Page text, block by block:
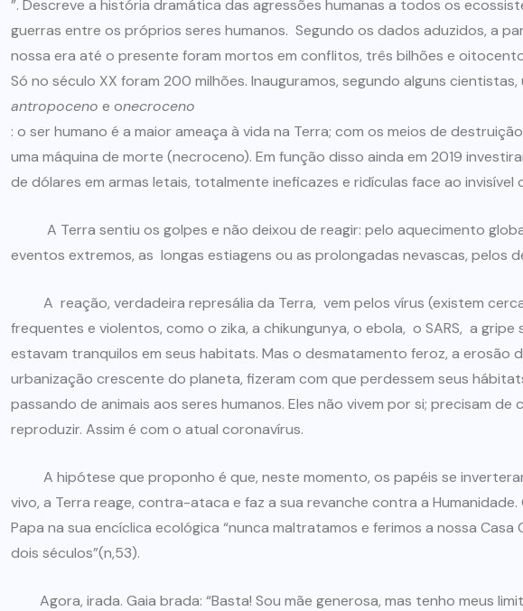
”. Descreve a história dramática das agressões humanas a todos os
guerras entre os próprios seres humanos. Segundo os dados aduzidos, a
nossa era até o presente foram mortos em conflitos, três bilhões e
Só no século XX foram 200 milhões. Inauguramos, segundo alguns
antropoceno e onecroceno
: o ser humano é a maior ameaça à vida na Terra; com os meios de
uma máquina de morte (necroceno). Em função disso ainda em 2019
de dólares em armas letais, totalmente ineficazes e ridículas face ao invisível
A Terra sentiu os golpes e não deixou de reagir: pelo aquecimento
eventos extremos, as longas estiagens ou as prolongadas nevascas, pelos
A reação, verdadeira represália da Terra, vem pelos vírus (existem
frequentes e violentos, como o zika, a chikungunya, o ebola, o SARS, a gripe
estavam tranquilos em seus habitats. Mas o desmatamento feroz, a erosão
urbanização crescente do planeta, fizeram com que perdessem seus
passando de animais aos seres humanos. Eles não vivem por si; precisam de
reproduzir. Assim é com o atual coronavírus.
A hipótese que proponho é que, neste momento, os papéis se
vivo, a Terra reage, contra-ataca e faz a sua revanche contra a Humanidade.
Papa na sua encíclica ecológica “nunca maltratamos e ferimos a nossa Casa
dois séculos”(n,53).
Agora, irada. Gaia brada: “Basta! Sou mãe generosa, mas tenho meus